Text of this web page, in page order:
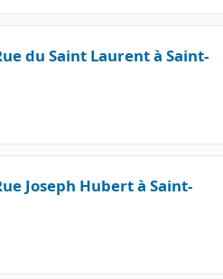
du Saint Laurent à Saint-
Joseph Hubert à Saint-